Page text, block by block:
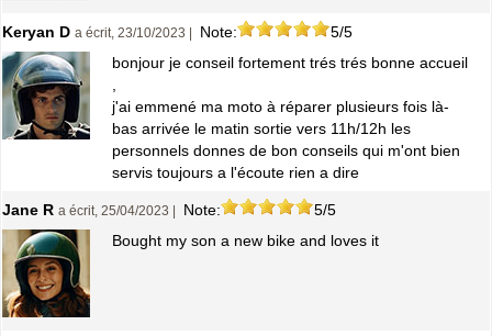
Keryan D a écrit, 23/10/2023 | Note:
5/5
bonjour je conseil fortement trés trés bonne accueil
,
j'ai emmené ma moto à réparer plusieurs fois là-
bas arrivée le matin sortie vers 11h/12h les
personnels donnes de bon conseils qui m'ont bien
servis toujours a l'écoute rien a dire
Jane R a écrit, 25/04/2023 | Note:
5/5
Bought my son a new bike and loves it